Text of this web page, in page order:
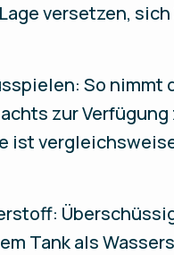
versetzen,
So nimmt
zur Verfügung
ist
Tank als